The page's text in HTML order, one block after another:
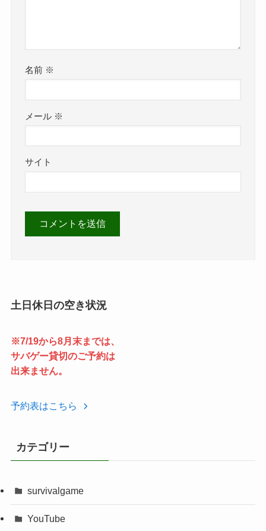
名前 ※
メール ※
サイト
土日休日の空き状況
※7/19から8月末までは、
サバゲー貸切のご予約は
出来ません。
予約表はこちら
カテゴリー
survivalgame
YouTube